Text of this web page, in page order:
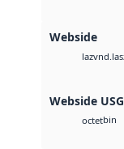
Webside
laz
Webside
octetbin